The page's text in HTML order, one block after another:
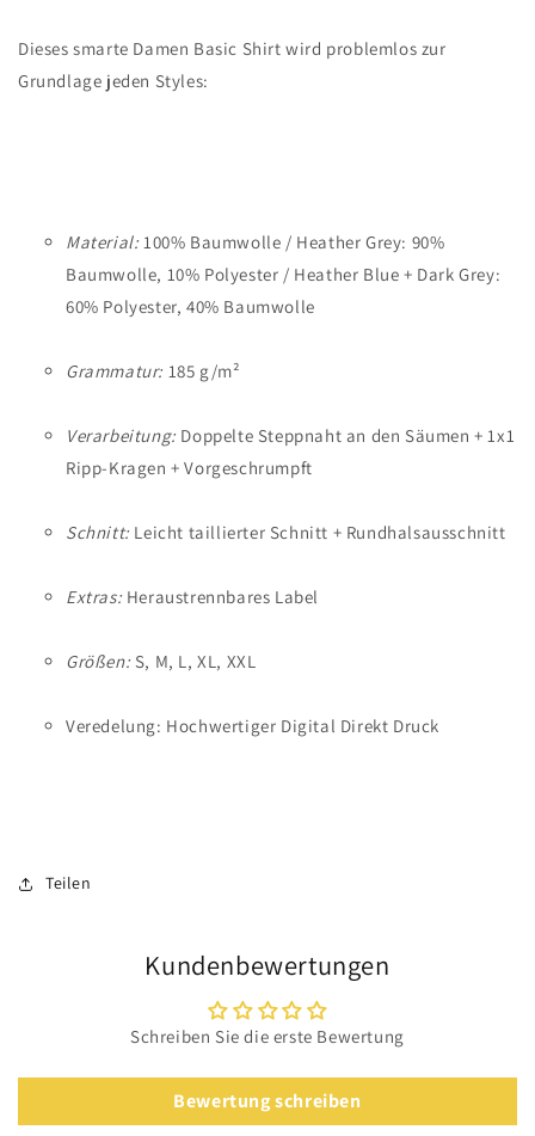
Dieses smarte Damen Basic Shirtwird problemlos zur
Grundlage jeden Styles:
Material:100% Baumwolle / Heather Grey: 90%
Baumwolle, 10% Polyester / Heather Blue + Dark Grey:
60% Polyester, 40% Baumwolle
Grammatur: 185 g/m²
Verarbeitung:Doppelte Steppnaht an den Säumen + 1x1
Ripp-Kragen + Vorgeschrumpft
Schnitt:Leicht taillierter Schnitt + Rundhalsausschnitt
Extras:Heraustrennbares Label
Größen:S, M, L, XL, XXL
Veredelung: Hochwertiger Digital Direkt Druck
Teilen
Kundenbewertungen
Schreiben Sie die erste Bewertung
Bewertung schreiben